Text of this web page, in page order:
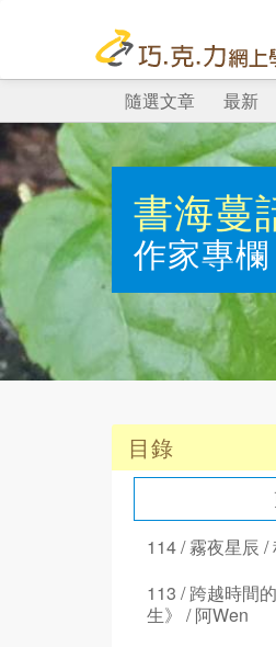
隨選文章 最新
書海蔓
作家專欄
目錄
114 / 霧夜星辰 /
113 / 跨越時間
生》 / 阿Wen